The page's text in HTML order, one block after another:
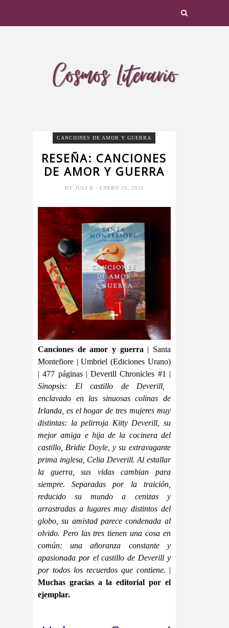
CANCIONES DE AMOR Y GUERRA
RESEÑA: CANCIONES
DE AMOR Y GUERRA
BY JULI R - ENERO 20, 2021
Canciones de amor y guerra | Santa
Montefiore | Umbriel (Ediciones Urano)
| 477 páginas | Deverill Chronicles #1 |
Sinopsis: El castillo de Deverill,
enclavado en las sinuosas colinas de
Irlanda, es el hogar de tres mujeres muy
distintas: la pelirroja Kitty Deverill, su
mejor amiga e hija de la cocinera del
castillo, Bridie Doyle, y su extravagante
prima inglesa, Celia Deverill. Al estallar
la guerra, sus vidas cambian para
siempre. Separadas por la traición,
reducido su mundo a cenizas y
arrastradas a lugares muy distintos del
globo, su amistad parece condenada al
olvido. Pero las tres tienen una cosa en
común: una añoranza constante y
apasionada por el castillo de Deverill y
por todos los recuerdos que contiene. |
Muchas gracias a la editorial por el
ejemplar.